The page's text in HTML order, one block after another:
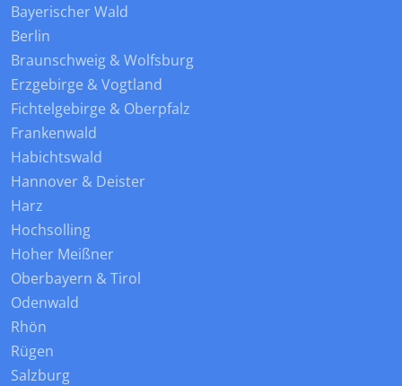
Bayerischer Wald
Berlin
Braunschweig & Wolfsburg
Erzgebirge & Vogtland
Fichtelgebirge & Oberpfalz
Frankenwald
Habichtswald
Hannover & Deister
Harz
Hochsolling
Hoher Meißner
Oberbayern & Tirol
Odenwald
Rhön
Rügen
Salzburg